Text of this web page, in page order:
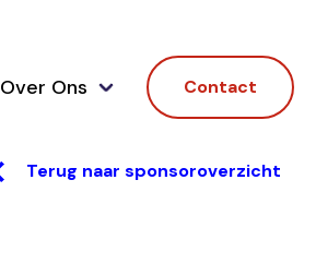
Over Ons Contact
Terug naar sponsoroverzicht